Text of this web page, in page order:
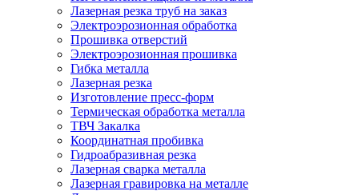
Лазерная резка труб на заказ
Электроэрозионная обработка
Прошивка отверстий
Электроэрозионная прошивка
Гибка металла
Лазерная резка
Изготовление пресс-форм
Термическая обработка металла
ТВЧ Закалка
Координатная пробивка
Гидроабразивная резка
Лазерная сварка металла
Лазерная гравировка на металле